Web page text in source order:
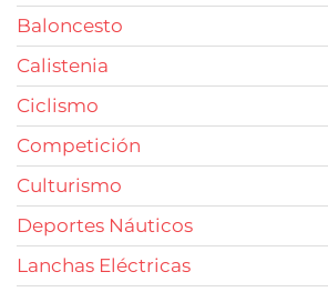
Baloncesto
Calistenia
Ciclismo
Competición
Culturismo
Deportes Náuticos
Lanchas Eléctricas